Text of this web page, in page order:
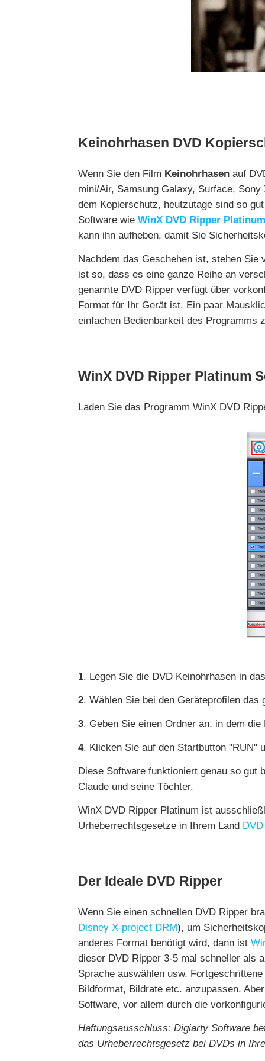
Keinohrhasen DVD
Wenn Sie den Film Keinohrhasen auf
mini/Air, Samsung Galaxy, Surface,
dem Kopierschutz, heutzutage sind so
Software wie WinX DVD Ripper Platinum
kann ihn aufheben, damit Sie
Nachdem das Geschehen ist, stehen
ist so, dass es eine ganze Reihe an
genannte DVD Ripper verfügt über
Format für Ihr Gerät ist. Ein paar
einfachen Bedienbarkeit des Programms
WinX DVD Ripper Platinum
Laden Sie das Programm WinX DVD
1. Legen Sie die DVD Keinohrhasen in
2. Wählen Sie bei den Geräteprofilen
3. Geben Sie einen Ordner an, in dem
4. Klicken Sie auf den Startbutton "RUN"
Diese Software funktioniert genau so gut
Claude und seine Töchter.
WinX DVD Ripper Platinum ist
Urheberrechtsgesetze in Ihrem Land
Der Ideale DVD Ripper
Wenn Sie einen schnellen DVD Ripper
Disney X-project DRM), um
anderes Format benötigt wird, dann ist
dieser DVD Ripper 3-5 mal schneller als
Sprache auswählen usw.
Bildformat, Bildrate etc. anzupassen.
Software, vor allem durch die
Haftungsausschluss: Digiarty Software
das Urheberrechtsgesetz bei DVDs in